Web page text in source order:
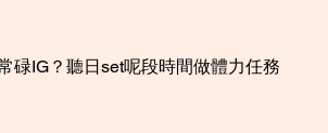
碌IG？聽日set呢段時間做體力任務